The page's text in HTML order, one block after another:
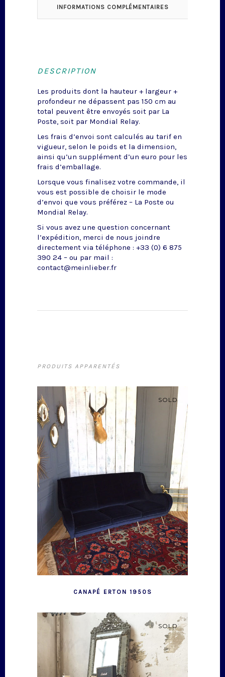
INFORMATIONS COMPLÉMENTAIRES
DESCRIPTION
Les produits dont la hauteur + largeur +
profondeur ne dépassent pas 150 cm au
total peuvent être envoyés soit par La
Poste, soit par Mondial Relay.
Les frais d’envoi sont calculés au tarif en
vigueur, selon le poids et la dimension,
ainsi qu’un supplément d’un euro pour les
frais d’emballage.
Lorsque vous finalisez votre commande, il
vous est possible de choisir le mode
d’envoi que vous préférez – La Poste ou
Mondial Relay.
Si vous avez une question concernant
l’expédition, merci de nous joindre
directement via téléphone : +33 (0) 6 875
390 24 – ou par mail :
contact@meinlieber.fr
PRODUITS APPARENTÉS
SOLD
CANAPÉ ERTON 1950S
SOLD